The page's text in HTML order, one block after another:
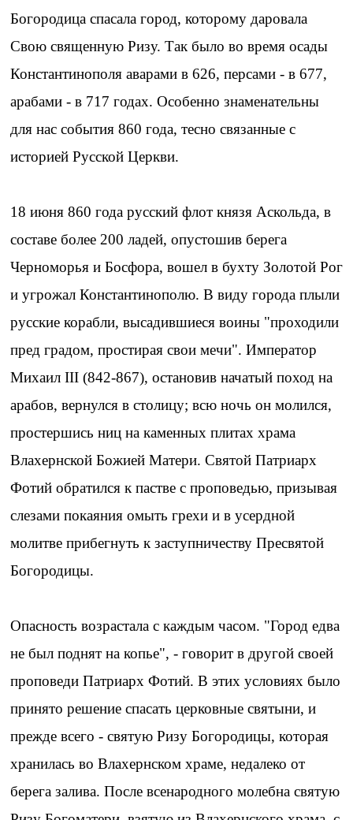
Богородица спасала город, которому даровала
Свою священную Ризу. Так было во время осады
Константинополя аварами в 626, персами - в 677,
арабами - в 717 годах. Особенно знаменательны
для нас события 860 года, тесно связанные с
историей Русской Церкви.
18 июня 860 года русский флот князя Аскольда, в
составе более 200 ладей, опустошив берега
Черноморья и Босфора, вошел в бухту Золотой Рог
и угрожал Константинополю. В виду города плыли
русские корабли, высадившиеся воины "проходили
пред градом, простирая свои мечи". Император
Михаил III (842-867), остановив начатый поход на
арабов, вернулся в столицу; всю ночь он молился,
простершись ниц на каменных плитах храма
Влахернской Божией Матери. Святой Патриарх
Фотий обратился к пастве с проповедью, призывая
слезами покаяния омыть грехи и в усердной
молитве прибегнуть к заступничеству Пресвятой
Богородицы.
Опасность возрастала с каждым часом. "Город едва
не был поднят на копье", - говорит в другой своей
проповеди Патриарх Фотий. В этих условиях было
принято решение спасать церковные святыни, и
прежде всего - святую Ризу Богородицы, которая
хранилась во Влахернском храме, недалеко от
берега залива. После всенародного молебна святую